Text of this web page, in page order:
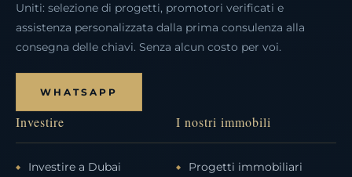
Uniti: selezione di progetti, promotori verificati e
assistenza personalizzata dalla prima consulenza alla
consegna delle chiavi. Senza alcun costo per voi.
WHATSAPP
Investire
Investire a Dubai
I nostri immobili
Progetti immobiliari